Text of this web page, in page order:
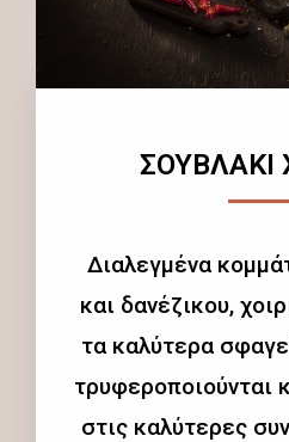
ΣΟΥΒΛΑΚΙ
Διαλεγμένα
και δανέζικου,
τα καλύτερα
τρυφεροποιούνται
στις καλύτερες